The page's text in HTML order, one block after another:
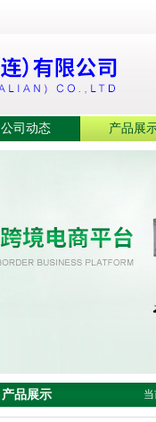
公司动态 产品展
产品展示